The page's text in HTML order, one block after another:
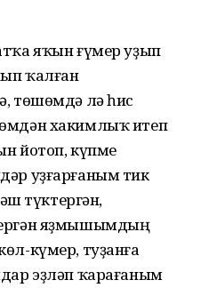
яҡын ғүмер уҙып
ҡалған
төшөмдә лә һис
хакимлыҡ итеп
йотоп, күпме
уҙғарғаным тик
түктергән,
яҙмышымдың
күмер, туҙанға
эҙләп ҡарағаным